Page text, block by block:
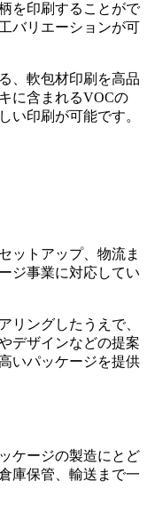
を印刷することがで
バリエーションが可
、軟包材印刷を高品
に含まれるVOCの
い印刷が可能です。
ットアップ、物流ま
ジ事業に対応してい
リングしたうえで、
デザインなどの提案
いパッケージを提供
ケージの製造にとど
庫保管、輸送まで一